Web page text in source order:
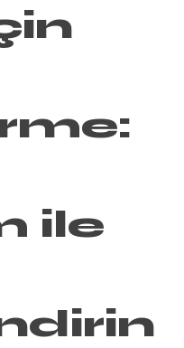
ile